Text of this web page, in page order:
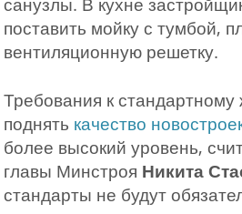
поставить мойку с тумбой,
вентиляционную решетку.
Требования к
поднять качество
более высокий уровень,
главы Минстроя Никита
стандарты не будут